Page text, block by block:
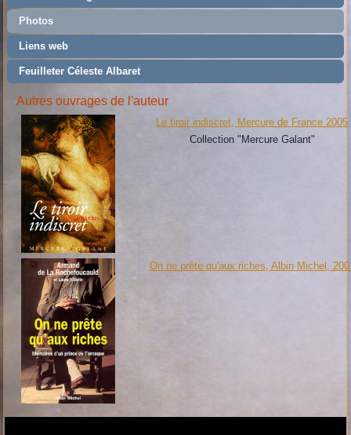
Photos
Liens web
Feuilleter Céleste Albaret
Autres ouvrages de l'auteur
Le tiroir indiscret, Mercure de France 2005
Collection "Mercure Galant"
On ne prête qu'aux riches, Albin Michel,